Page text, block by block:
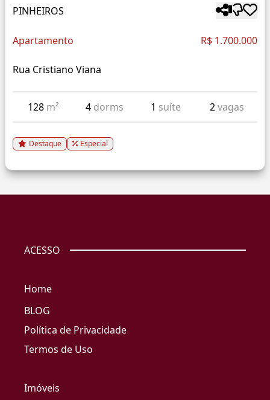
PINHEIROS
Apartamento R$ 1.700.000
Rua Cristiano Viana
128 m² 4 dorms 1 suíte 2vagas
Destaque Especial
ACESSO
Home
BLOG
Política de Privacidade
Termos de Uso
Imóveis